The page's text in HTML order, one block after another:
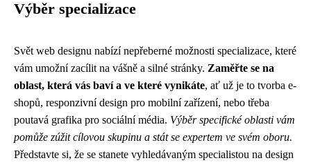
Výběr specializace
Svět web designu nabízí nepřeberné možnosti specializace, které
vám umožní zacílit na vášně a silné stránky. Zaměřte se na
oblast, která vás baví a ve které vynikáte, ať už je to tvorba e-
shopů, responzivní design pro mobilní zařízení, nebo třeba
poutavá grafika pro sociální média. Výběr specifické oblasti vám
pomůže zúžit cílovou skupinu a stát se expertem ve svém oboru.
Představte si, že se stanete vyhledávaným specialistou na design